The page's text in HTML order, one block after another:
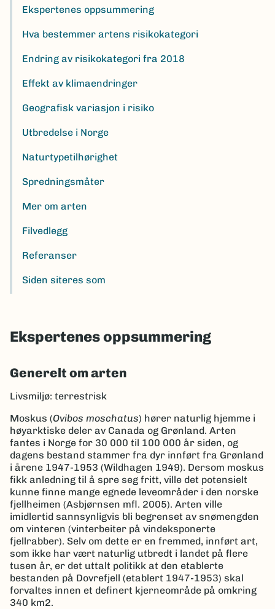
Ekspertenes oppsummering
Hva bestemmer artens risikokategori
Endring av risikokategori fra 2018
Effekt av klimaendringer
Geografisk variasjon i risiko
Utbredelse i Norge
Naturtypetilhørighet
Spredningsmåter
Mer om arten
Filvedlegg
Referanser
Siden siteres som
Ekspertenes oppsummering
Generelt om arten
Livsmiljø: terrestrisk
Moskus (Ovibos moschatus) hører naturlig hjemme i
høyarktiske deler av Canada og Grønland. Arten
fantes i Norge for 30 000 til 100 000 år siden, og
dagens bestand stammer fra dyr innført fra Grønland
i årene 1947-1953 (Wildhagen 1949). Dersom moskus
fikk anledning til å spre seg fritt, ville det potensielt
kunne finne mange egnede leveområder i den norske
fjellheimen (Asbjørnsen mfl. 2005). Arten ville
imidlertid sannsynligvis bli begrenset av snømengden
om vinteren (vinterbeiter på vindeksponerte
fjellrabber). Selv om dette er en fremmed, innført art,
som ikke har vært naturlig utbredt i landet på flere
tusen år, er det uttalt politikk at den etablerte
bestanden på Dovrefjell (etablert 1947-1953) skal
forvaltes innen et definert kjerneområde på omkring
340 km2.